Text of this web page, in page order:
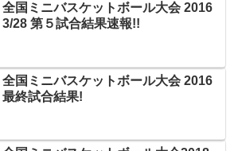
全国ミニバスケットボール大会 2016
3/28 第５試合結果速報!!
全国ミニバスケットボール大会 2016
最終試合結果!